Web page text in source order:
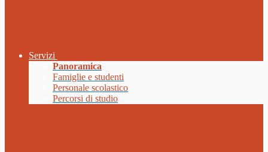
Servizi
Panoramica
Famiglie e studenti
Personale scolastico
Percorsi di studio